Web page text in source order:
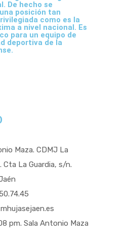
De hecho se
posición tan
como es la
a nivel nacional. Es
para un equipo de
deportiva de la
Maza. CDMJ La
Cta La Guardia, s/n.
pm. Sala Antonio Maza